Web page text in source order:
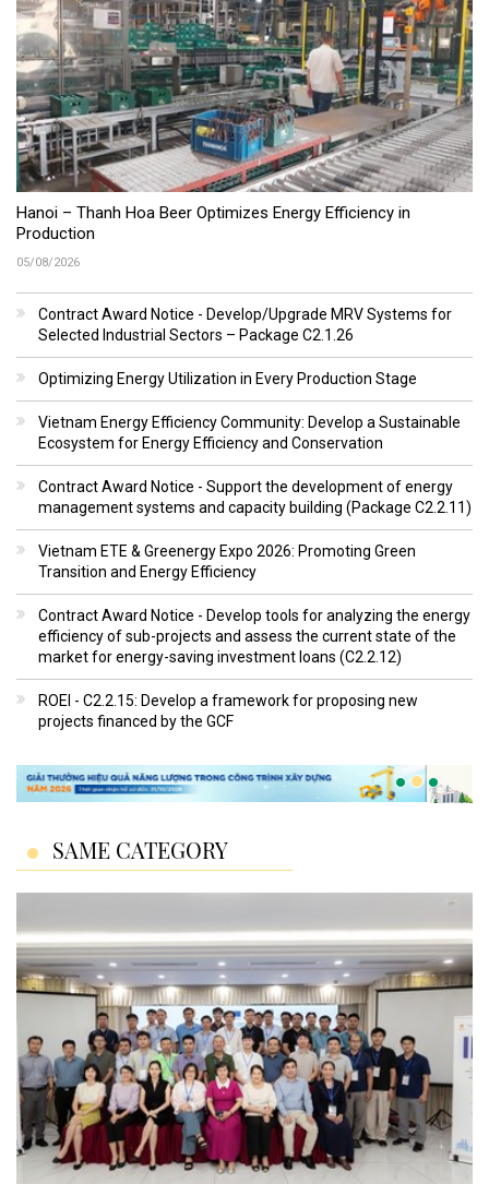
Hanoi – Thanh Hoa Beer Optimizes Energy Efficiency in
Production
05/08/2026
Contract Award Notice - Develop/Upgrade MRV Systems for
Selected Industrial Sectors – Package C2.1.26
Optimizing Energy Utilization in Every Production Stage
Vietnam Energy Efficiency Community: Develop a Sustainable
Ecosystem for Energy Efficiency and Conservation
Contract Award Notice - Support the development of energy
management systems and capacity building (Package C2.2.11)
Vietnam ETE & Greenergy Expo 2026: Promoting Green
Transition and Energy Efficiency
Contract Award Notice - Develop tools for analyzing the energy
efficiency of sub-projects and assess the current state of the
market for energy-saving investment loans (C2.2.12)
ROEI - C2.2.15: Develop a framework for proposing new
projects financed by the GCF
SAME CATEGORY